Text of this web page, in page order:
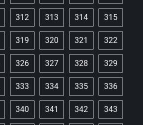
312 313 314 315
319 320 321 322
326 327 328 329
333 334 335 336
340 341 342 343